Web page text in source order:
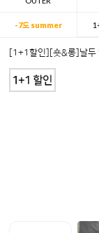
-7도 summer
[1+1할인][숏&롱]날두